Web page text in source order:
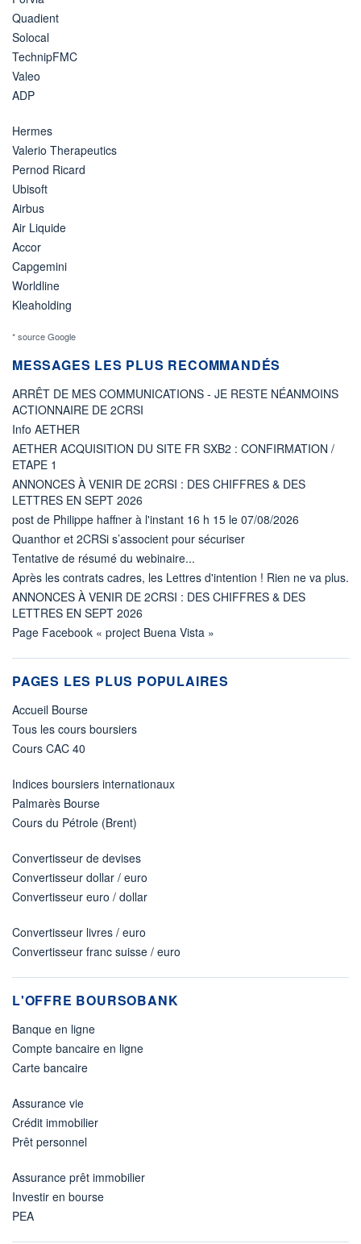
Quadient
Solocal
TechnipFMC
Valeo
ADP
Hermes
Valerio Therapeutics
Pernod Ricard
Ubisoft
Airbus
Air Liquide
Accor
Capgemini
Worldline
Kleaholding
* source Google
MESSAGES LES PLUS RECOMMANDÉS
ARRÊT DE MES COMMUNICATIONS - JE RESTE NÉANMOINS
ACTIONNAIRE DE 2CRSI
Info AETHER
AETHER ACQUISITION DU SITE FR SXB2 : CONFIRMATION /
ETAPE 1
ANNONCES À VENIR DE 2CRSI : DES CHIFFRES & DES
LETTRES EN SEPT 2026
post de Philippe haffner à l'instant 16 h 15 le 07/08/2026
Quanthor et 2CRSi s’associent pour sécuriser
Tentative de résumé du webinaire...
Après les contrats cadres, les Lettres d'intention ! Rien ne va plus.
ANNONCES À VENIR DE 2CRSI : DES CHIFFRES & DES
LETTRES EN SEPT 2026
Page Facebook « project Buena Vista »
PAGES LES PLUS POPULAIRES
Accueil Bourse
Tous les cours boursiers
Cours CAC 40
Indices boursiers internationaux
Palmarès Bourse
Cours du Pétrole (Brent)
Convertisseur de devises
Convertisseur dollar / euro
Convertisseur euro / dollar
Convertisseur livres / euro
Convertisseur franc suisse / euro
L'OFFRE BOURSOBANK
Banque en ligne
Compte bancaire en ligne
Carte bancaire
Assurance vie
Crédit immobilier
Prêt personnel
Assurance prêt immobilier
Investir en bourse
PEA